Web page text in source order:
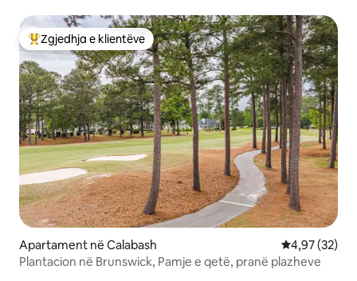
Më të mirat e zgjedhjeve të klientëve
Zgjedhja e klientëve
Apartament në Calabash Vlerësimi
4,97 (32)
Plantacion në Brunswick, Pamje e qetë, pranë plazheve